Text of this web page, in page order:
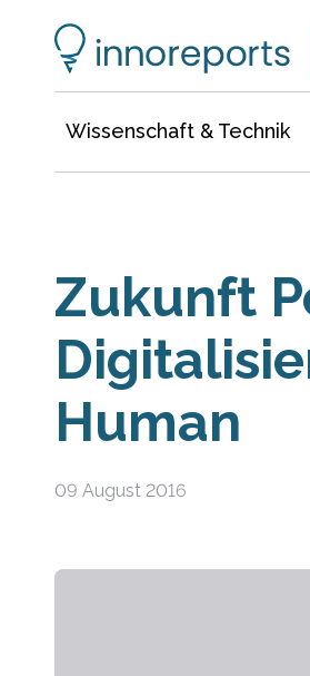
Wissenschaft & Technik
Zukunft
Human
09 August 2016